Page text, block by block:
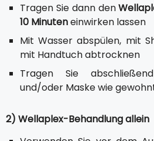
Tragen Sie dann den
10 Minuteneinwirken lassen
Mit Wasser abspülen, mit
mit Handtuch abtrocknen
Tragen Sie
und/oder Maske wie
2) Wellaplex-Behandlung allein